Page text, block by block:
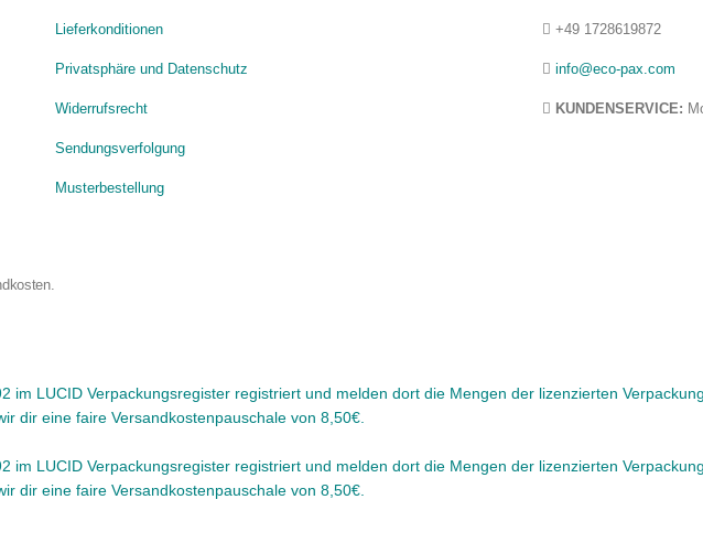
Lieferkonditionen
Privatsphäre und Datenschutz
Widerrufsrecht
Sendungsverfolgung
Musterbestellung
+49 1728619872
info@eco-pax.com
KUNDENSERVICE:
im LUCID Verpackungsregister registriert und melden dort die Mengen der lizenzierten
dir eine faire Versandkostenpauschale von 8,50€.
im LUCID Verpackungsregister registriert und melden dort die Mengen der lizenzierten
dir eine faire Versandkostenpauschale von 8,50€.